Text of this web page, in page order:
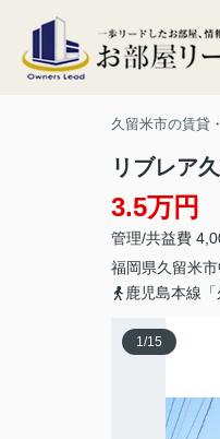
久留米市の賃貸
リブレア
3.5万円
管理/共益費
福岡県久留米市
鹿児島本線
1/15